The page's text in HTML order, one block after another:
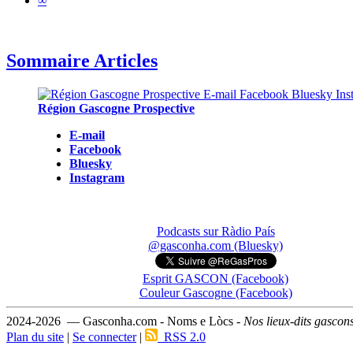
Sommaire Articles
Région Gascogne Prospective
E-mail
Facebook
Bluesky
Instagram
Podcasts sur Ràdio País
@gasconha.com (Bluesky)
Esprit GASCON (Facebook)
Couleur Gascogne (Facebook)
2024-2026 — Gasconha.com - Noms e Lòcs - Nos lieux-dits
Plan du site | Se connecter| RSS 2.0